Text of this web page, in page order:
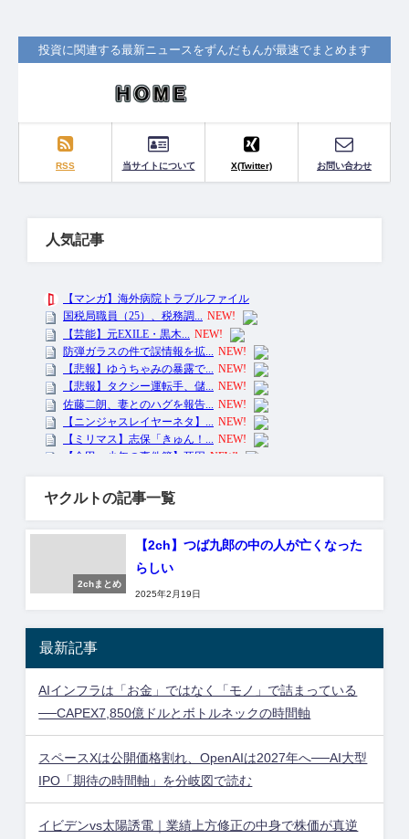
投資に関連する最新ニュースをずんだもんが最速でまとめます
RSS 当サイトについて X(Twitter) お問い合わせ
人気記事
ヤクルトの記事一覧
2chまとめ
【2ch】つば九郎の中の人が亡くなった
らしい
2025年2月19日
最新記事
AIインフラは「お金」ではなく「モノ」で詰まっている
──CAPEX7,850億ドルとボトルネックの時間軸
スペースXは公開価格割れ、OpenAIは2027年へ──AI大型
IPO「期待の時間軸」を分岐図で読む
イビデンvs太陽誘電｜業績上方修正の中身で株価が真逆